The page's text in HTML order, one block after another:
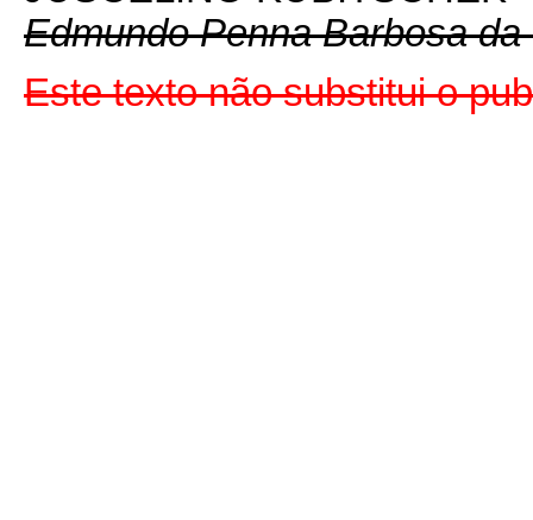
Edmundo Penna Barbosa da
Este texto não substitui o